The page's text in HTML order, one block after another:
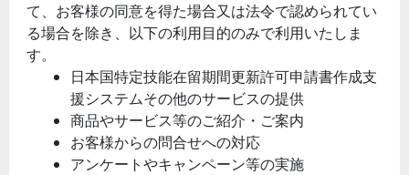
て、お客様の同意を得た場合又は法令で認められてい
る場合を除き、以下の利用目的のみで利用いたしま
す。
日本国特定技能在留期間更新許可申請書作成支
援システムその他のサービスの提供
商品やサービス等のご紹介・ご案内
お客様からの問合せへの対応
アンケートやキャンペーン等の実施